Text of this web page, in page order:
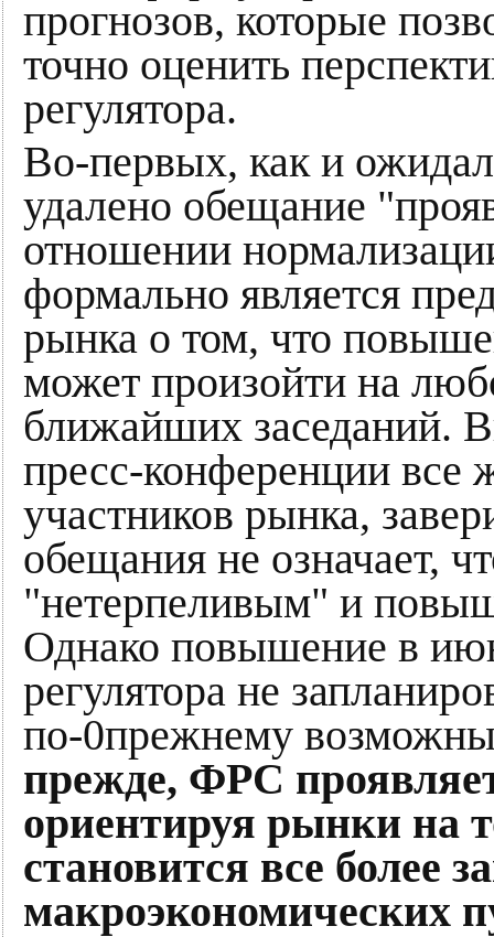
прогнозов, которые
точно оценить
регулятора.
Во-первых, как и
удалено обещание
отношении
формально является
рынка о том, что
может произойти на
ближайших заседаний.
пресс-конференции все
участников рынка,
обещания не означает,
"нетерпеливым" и
Однако повышение в
регулятора не
по-0прежнему
прежде, ФРС
ориентируя рынки на
становится все более
макроэкономических